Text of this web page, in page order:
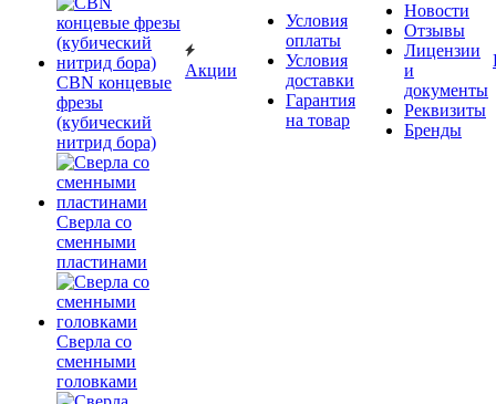
CBN концевые
фрезы
(кубический
нитрид бора)
Сверла со
сменными
пластинами
Сверла со
сменными
головками
Акции
Условия
оплаты
Условия
доставки
Гарантия
на товар
Новости
Отзывы
Лицензии
и
документы
Реквизиты
Бренды